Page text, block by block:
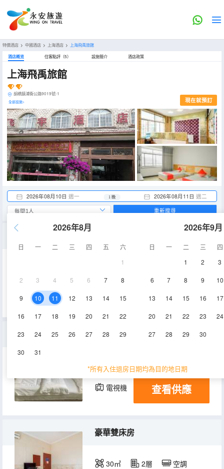
特價酒店 > 中國酒店 > 上海酒店 > 上海飛禹旅館
酒店概览 住客點評（5） 設施簡介 酒店政策
上海飛禹旅館
胡橋鎮浦衞公路9019號-1
全部設施> 現在就預訂
2026年08月10日 週一 2026年08月11日 週二
1 晚
2026年8月
日 一 二 三 四 五
六
1
2 3 4 5 6 7 8
9 10 11 12 13 14 15
16 17 18 19 20 21 22
23 24 25 26 27 28 29
30 31
2026年9月
日 一 二 三
四
1
2 3
6 7 8 9 10
13 14 15 16 17
20 21 22 23 24
27 28 29 30
*所有入住退房日期均為目的地日期
重新搜尋
空調
標準間
15㎡ 2層 空調
電視機 查看供應
豪華雙床房
30㎡ 2層 空調